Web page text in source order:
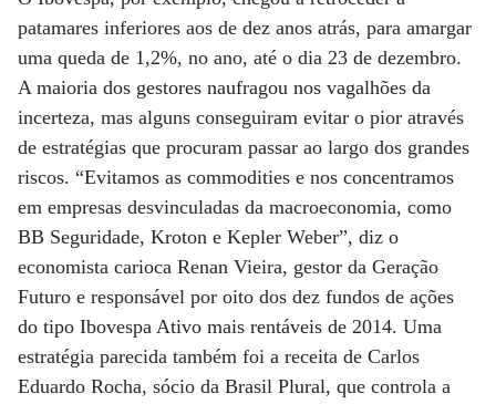
patamares inferiores aos de dez anos atrás, para amargar
uma queda de 1,2%, no ano, até o dia 23 de dezembro.
A maioria dos gestores naufragou nos vagalhões da
incerteza, mas alguns conseguiram evitar o pior através
de estratégias que procuram passar ao largo dos grandes
riscos. “Evitamos as commodities e nos concentramos
em empresas desvinculadas da macroeconomia, como
BB Seguridade, Kroton e Kepler Weber”, diz o
economista carioca Renan Vieira, gestor da Geração
Futuro e responsável por oito dos dez fundos de ações
do tipo Ibovespa Ativo mais rentáveis de 2014. Uma
estratégia parecida também foi a receita de Carlos
Eduardo Rocha, sócio da Brasil Plural, que controla a